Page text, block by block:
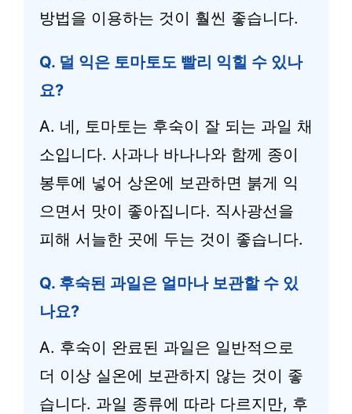
방법을 이용하는 것이 훨씬 좋습니다.
Q. 덜 익은 토마토도 빨리 익힐 수 있나
요?
A. 네, 토마토는 후숙이 잘 되는 과일 채
소입니다. 사과나 바나나와 함께 종이
봉투에 넣어 상온에 보관하면 붉게 익
으면서 맛이 좋아집니다. 직사광선을
피해 서늘한 곳에 두는 것이 좋습니다.
Q. 후숙된 과일은 얼마나 보관할 수 있
나요?
A. 후숙이 완료된 과일은 일반적으로
더 이상 실온에 보관하지 않는 것이 좋
습니다. 과일 종류에 따라 다르지만, 후